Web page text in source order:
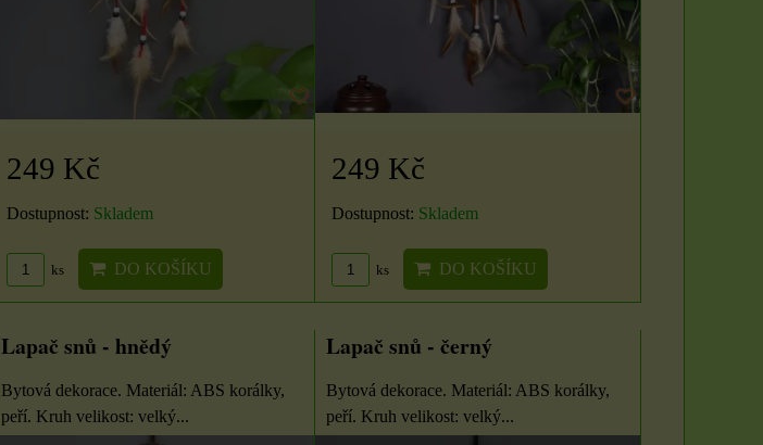
249 Kč
Dostupnost: Skladem
ks DO KOŠÍKU
249 Kč
Dostupnost: Skladem
ks DO KOŠÍKU
Lapač snů - hnědý
Bytová dekorace. Materiál: ABS korálky,
peří. Kruh velikost: velký...
Lapač snů - černý
Bytová dekorace. Materiál: ABS korálky,
peří. Kruh velikost: velký...